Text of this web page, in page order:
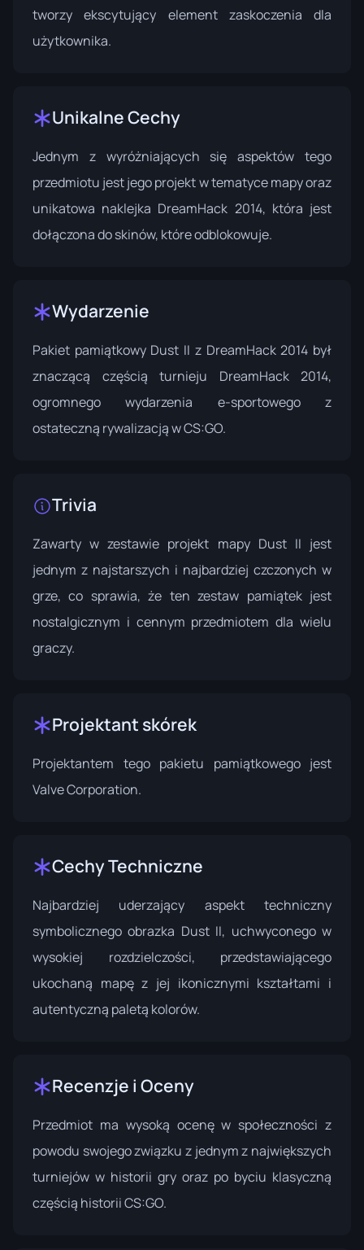
tworzy ekscytujący element zaskoczenia dla
użytkownika.
Unikalne Cechy
Jednym z wyróżniających się aspektów tego
przedmiotu jest jego projekt w tematyce mapy oraz
unikatowa naklejka DreamHack 2014, która jest
dołączona do skinów, które odblokowuje.
Wydarzenie
Pakiet pamiątkowy Dust II z DreamHack 2014 był
znaczącą częścią turnieju DreamHack 2014,
ogromnego wydarzenia e-sportowego z
ostateczną rywalizacją w CS:GO.
Trivia
Zawarty w zestawie projekt mapy Dust II jest
jednym z najstarszych i najbardziej czczonych w
grze, co sprawia, że ten zestaw pamiątek jest
nostalgicznym i cennym przedmiotem dla wielu
graczy.
Projektant skórek
Projektantem tego pakietu pamiątkowego jest
Valve Corporation.
Cechy Techniczne
Najbardziej uderzający aspekt techniczny
symbolicznego obrazka Dust II, uchwyconego w
wysokiej rozdzielczości, przedstawiającego
ukochaną mapę z jej ikonicznymi kształtami i
autentyczną paletą kolorów.
Recenzje i Oceny
Przedmiot ma wysoką ocenę w społeczności z
powodu swojego związku z jednym z największych
turniejów w historii gry oraz po byciu klasyczną
częścią historii CS:GO.